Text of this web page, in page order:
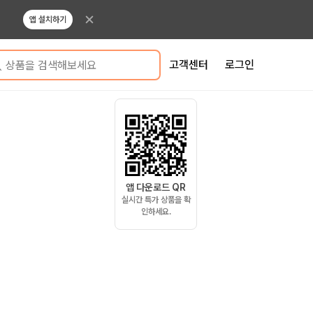
앱 설치하기
상품을 검색해보세요 고객센터 로그인
앱 다운로드 QR
실시간 특가 상품을 확
인하세요.